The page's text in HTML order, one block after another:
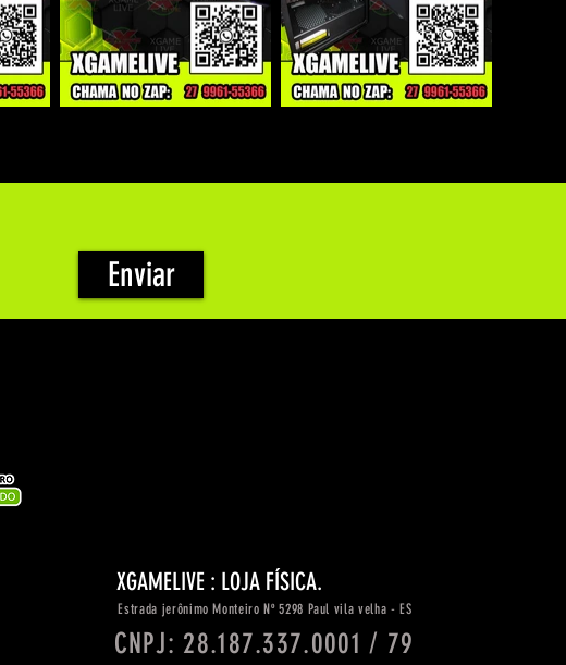
Enviar
XGAMELIVE : LOJA FÍSICA.
Estrada jerônimo Monteiro Nº 5298 Paul vila velha - ES
CNPJ: 28.187.337.0001 / 79